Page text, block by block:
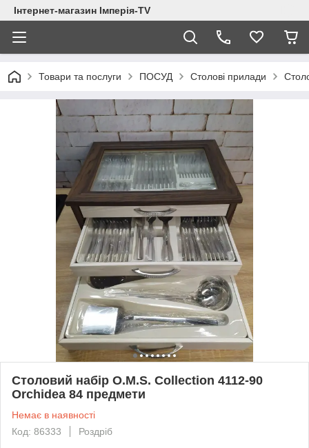
Інтернет-магазин Імперія-TV
Товари та послуги ПОСУД Столові прилади
Столовий набір O.M.S. Collection 4112-90
Orchidea 84 предмети
Немає в наявності
Код: 86333
Роздріб